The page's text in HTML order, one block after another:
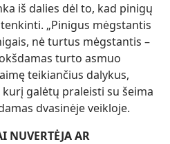
iš dalies dėl to, kad pinigų
„Pinigus mėgstantis
nė turtus mėgstantis –
turto asmuo
teikiančius dalykus,
galėtų praleisti su šeima
dvasinėje veikloje.
NUVERTĖJA AR